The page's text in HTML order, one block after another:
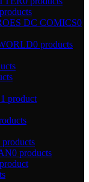
DC COMICS0
0 products
1 product
products
0 products